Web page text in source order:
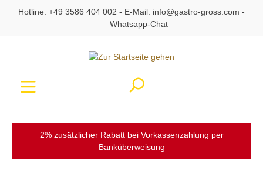
springen
Hotline: +49 3586 404 002 - E-Mail: info@gastro-gross.com -
Whatsapp-Chat
2% zusätzlicher Rabatt bei Vorkassenzahlung per
Banküberweisung